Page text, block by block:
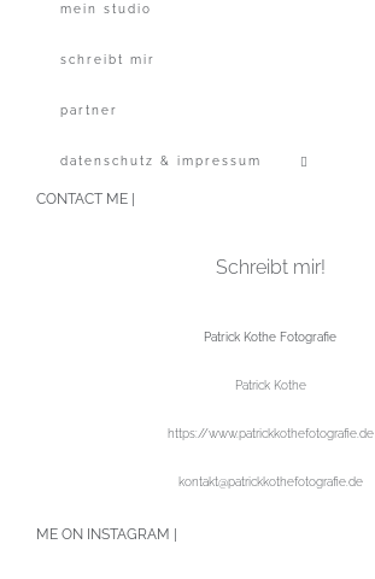
mein studio
schreibt mir
partner
datenschutz & impressum
CONTACT ME |
Schreibt mir!
Patrick Kothe Fotografie
Patrick Kothe
https://www.patrickkothefotografie.de
kontakt@patrickkothefotografie.de
ME ON INSTAGRAM |